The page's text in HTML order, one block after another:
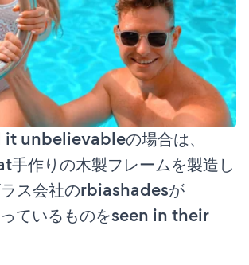
unbelievableの場合は、
作りの木製フレームを製造し
ス会社のrbiashadesが
ているものをseen in their